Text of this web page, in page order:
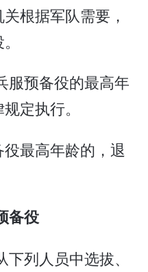
根据军队需要，
服预备役的最高年
定执行。
最高年龄的，退
备役
列人员中选拔、